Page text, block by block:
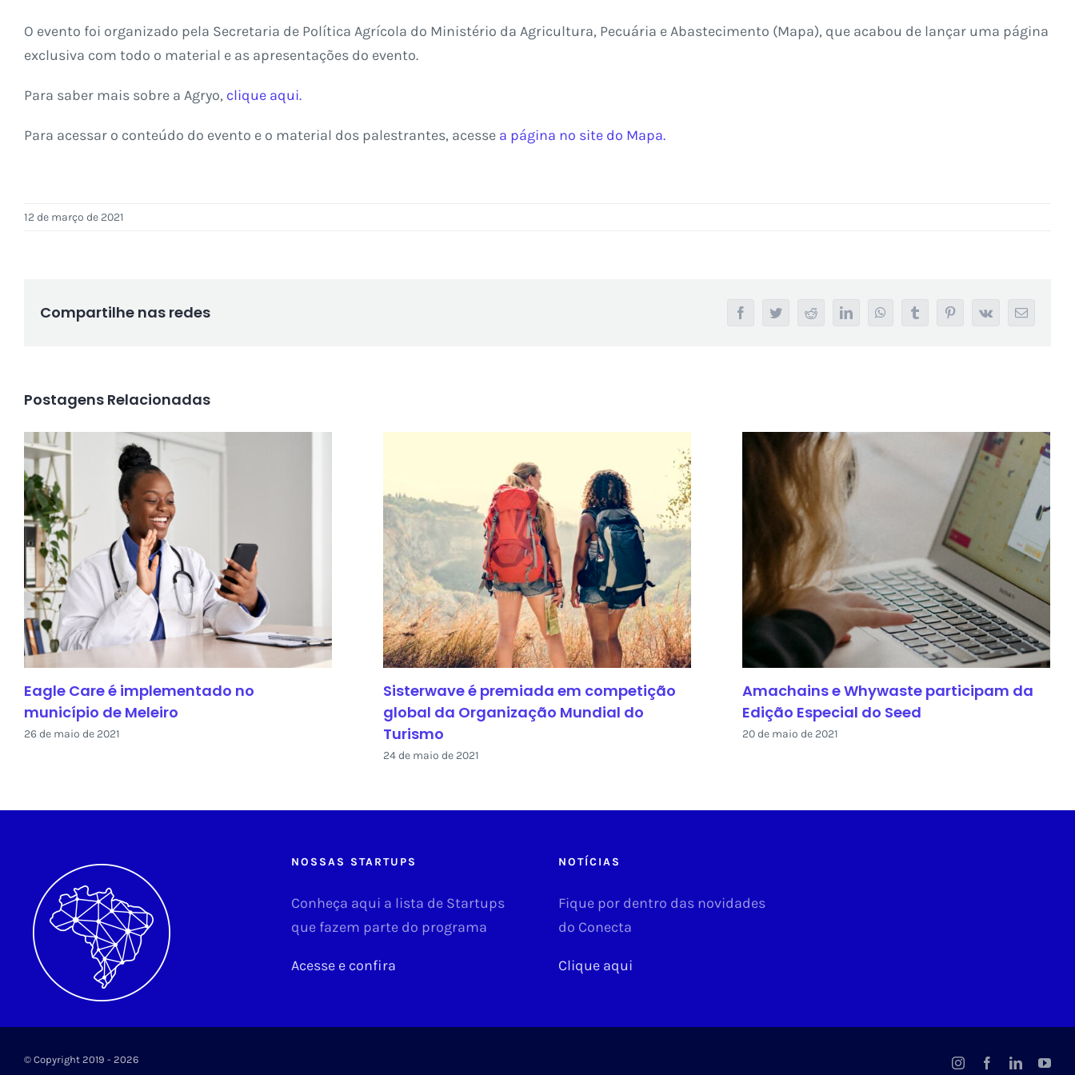
O evento foi organizado pela Secretaria de Política Agrícola do Ministério da Agricultura, Pecuária e Abastecimento (Mapa), que acabou de lançar uma página
exclusiva com todo o material e as apresentações do evento.
Para saber mais sobre a Agryo, clique aqui.
Para acessar o conteúdo do evento e o material dos palestrantes, acesse a página no site do Mapa.
12 de março de 2021
Compartilhe nas redes FacebookTwitterRedditLinkedInWhatsAppTumblr PinterestVk
E-
Postagens Relacionadas
Eagle Care é implementado no
município de Meleiro
26 de maio de 2021
Sisterwave é premiada em competição
global da Organização Mundial do
Turismo
24 de maio de 2021
Amachains e Whywaste participam da
Edição Especial do Seed
20 de maio de 2021
NOSSAS STARTUPS
Conheça aqui a lista de Startups
que fazem parte do programa
Acesse e confira
NOTÍCIAS
Fique por dentro das novidades
do Conecta
Clique aqui
© Copyright 2019 - 2026 InstagramFacebookLinkedIn